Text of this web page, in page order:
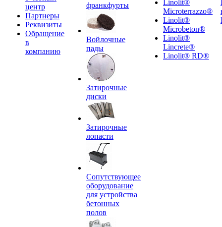
центр
Партнеры
Реквизиты
Обращение
в
компанию
франкфурты
Войлочные
пады
Затирочные
диски
Затирочные
лопасти
Сопутствующее
оборудование
для устройства
бетонных
полов
Linolit®
Microterrazzo®
Linolit®
Microbeton®
Linolit®
Lincrete®
Linolit® RD®